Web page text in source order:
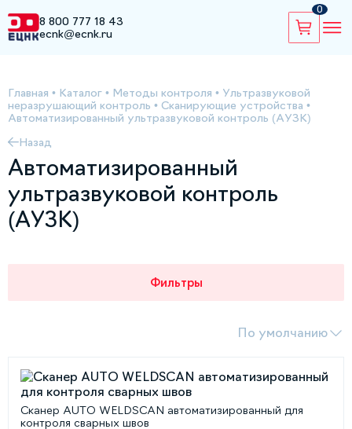
8 800 777 18 43
ecnk@ecnk.ru
0
Главная • Каталог • Методы контроля • Ультразвуковой
неразрушающий контроль • Сканирующие устройства •
Автоматизированный ультразвуковой контроль (АУЗК)
Назад
Автоматизированный
ультразвуковой контроль
(АУЗК)
Фильтры
По умолчанию
Сканер AUTO WELDSCAN автоматизированный для
контроля сварных швов